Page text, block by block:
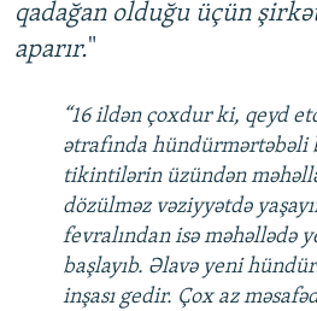
qadağan olduğu üçün
aparır."
“16 ildən çoxdur ki, qeyd
ətrafında
tikintilərin üzündən
dözülməz vəziyyətdə
fevralından isə məhəllədə
başlayıb. Əlavə yeni
inşası gedir. Çox az